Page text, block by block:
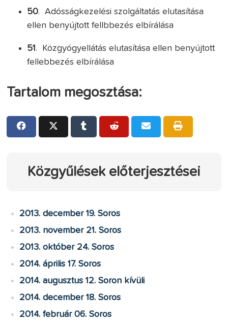
50. Adósságkezelési szolgáltatás elutasítása
ellen benyújtott fellbbezés elbírálása
51. Közgyógyellátás elutasítása ellen benyújtott
fellebbezés elbírálása
Tartalom megosztása:
Közgyűlések előterjesztései
2013. december 19. Soros
2013. november 21. Soros
2013. október 24. Soros
2014. április 17. Soros
2014. augusztus 12. Soron kívüli
2014. december 18. Soros
2014. február 06. Soros